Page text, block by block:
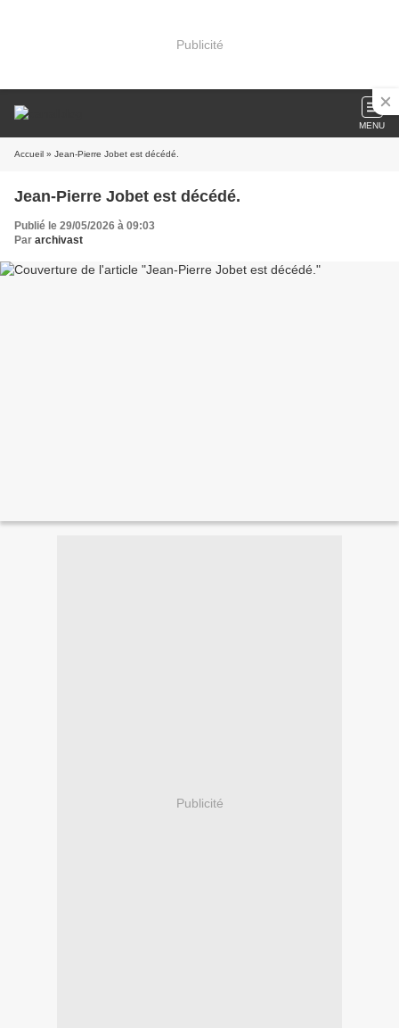
Publicité
MENU
Accueil » Jean-Pierre Jobet est décédé.
Jean-Pierre Jobet est décédé.
Publié le 29/05/2026 à 09:03
Par archivast
Publicité